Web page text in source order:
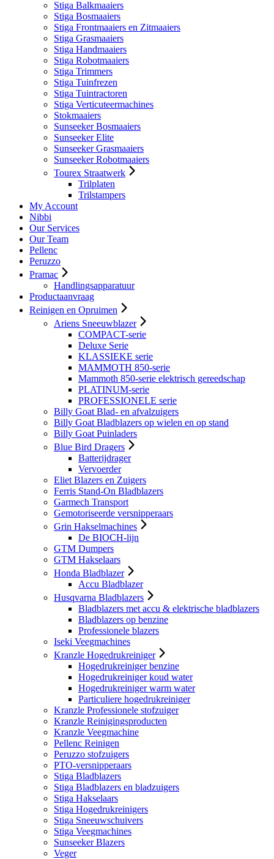
Stiga Balkmaaiers
Stiga Bosmaaiers
Stiga Frontmaaiers en Zitmaaiers
Stiga Grasmaaiers
Stiga Handmaaiers
Stiga Robotmaaiers
Stiga Trimmers
Stiga Tuinfrezen
Stiga Tuintractoren
Stiga Verticuteermachines
Stokmaaiers
Sunseeker Bosmaaiers
Sunseeker Elite
Sunseeker Grasmaaiers
Sunseeker Robotmaaiers
Tourex Straatwerk
Trilplaten
Trilstampers
My Account
Nibbi
Our Services
Our Team
Pellenc
Peruzzo
Pramac
Handlingsapparatuur
Productaanvraag
Reinigen en Opruimen
Ariens Sneeuwblazer
COMPACT-serie
Deluxe Serie
KLASSIEKE serie
MAMMOTH 850-serie
Mammoth 850-serie elektrisch gereedschap
PLATINUM-serie
PROFESSIONELE serie
Billy Goat Blad- en afvalzuigers
Billy Goat Bladblazers op wielen en op stand
Billy Goat Puinladers
Blue Bird Dragers
Batterijdrager
Vervoerder
Eliet Blazers en Zuigers
Ferris Stand-On Bladblazers
Garmech Transport
Gemotoriseerde versnipperaars
Grin Hakselmachines
De BIOCH-lijn
GTM Dumpers
GTM Hakselaars
Honda Bladblazer
Accu Bladblazer
Husqvarna Bladblazers
Bladblazers met accu & elektrische bladblazers
Bladblazers op benzine
Professionele blazers
Iseki Veegmachines
Kranzle Hogedrukreiniger
Hogedrukreiniger benzine
Hogedrukreiniger koud water
Hogedrukreiniger warm water
Particuliere hogedrukreiniger
Kranzle Professionele stofzuiger
Kranzle Reinigingsproducten
Kranzle Veegmachine
Pellenc Reinigen
Peruzzo stofzuigers
PTO-versnipperaars
Stiga Bladblazers
Stiga Bladblazers en bladzuigers
Stiga Hakselaars
Stiga Hogedrukreinigers
Stiga Sneeuwschuivers
Stiga Veegmachines
Sunseeker Blazers
Veger